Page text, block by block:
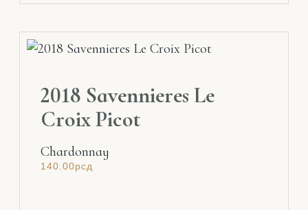
2018 Savennieres Le
Croix Picot
Chardonnay
140.00рсд